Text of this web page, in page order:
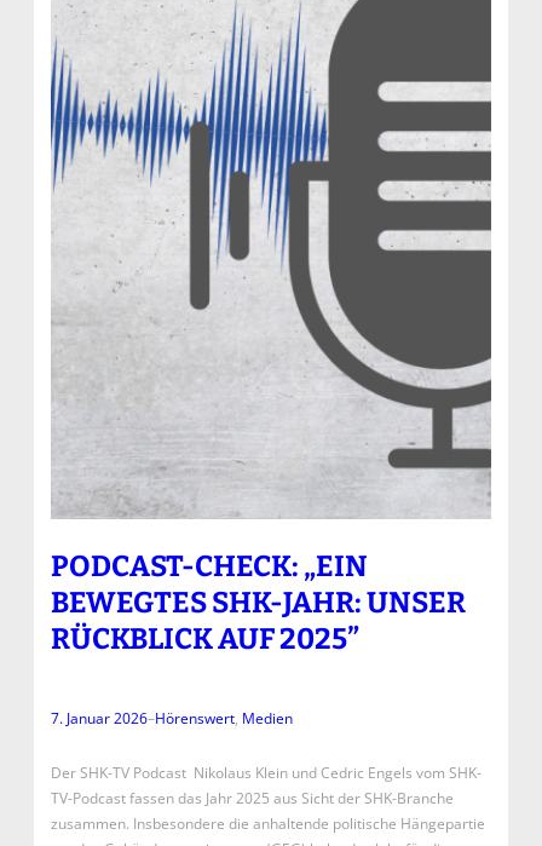
PODCAST-CHECK: „EIN
BEWEGTES SHK-JAHR: UNSER
RÜCKBLICK AUF 2025”
7. Januar 2026–Hörenswert, Medien
Der SHK-TV Podcast Nikolaus Klein und Cedric Engels vom SHK-
TV-Podcast fassen das Jahr 2025 aus Sicht der SHK-Branche
zusammen. Insbesondere die anhaltende politische Hängepartie